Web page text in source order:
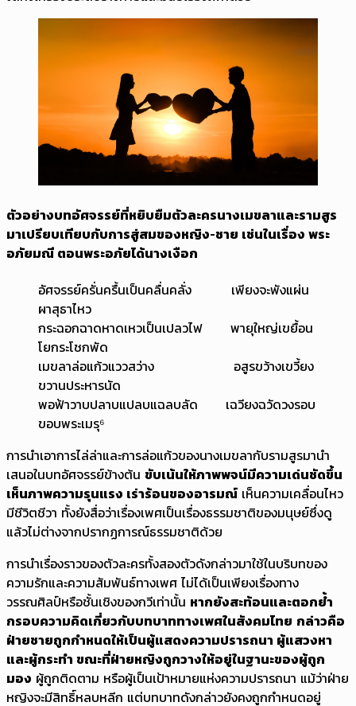
ตัวอย่างบทอัศจรรย์ที่หยิบยืมตัวละครนางเมขลาและรามสูร
มาเปรียบเทียบกับการสู่สมของหญิง-ชาย เช่นในเรื่อง พระ
อภัยมณี ตอนพระอภัยได้นางเงือก
อัศจรรย์ครั่นครื้นเป็นคลื่นคลั่ง เพียงจะพังแผ่น
ผาสุธาไหว
กระฉอกฉาดหาดเหวเป็นเปลวไฟ พายุใหญ่เขยื้อน
โยกระโชกพัด
เมขลาล่อแก้วแววสว่าง อสูรขว้างเขวี้ยง
ขวานประหารนัด
พอฟ้าวาบปลาบแปลบแฉลบลัด เฉวียงฉวัดวงรอบ
ขอบพระเมรุ⁶
การนำเอาการไล่ล่าและการล่อแก้วของนางเมขลากับรามสูรมานำ
เสนอในบทอัศจรรย์ข้างต้น ขับเน้นให้ภาพพจน์มีความเด่นชัดขึ้น
เห็นภาพความรุนแรง เร่าร้อนของอารมณ์ เห็นความเคลื่อนไหว
มีชีวิตชีวา ทั้งยังสื่อว่าเรื่องเพศเป็นเรื่องธรรมชาติของมนุษย์ซึ่งดู
แล้วไม่ต่างจากปรากฏการณ์ธรรมชาติด้วย
การนำเรื่องราวของตัวละครทั้งสองตัวดังกล่าวมาใช้ในบริบทของ
ความรักและความสัมพันธ์ทางเพศ ไม่ได้เป็นเพียงเรื่องทาง
วรรณศิลป์หรือชั้นเชิงของกวีเท่านั้น หากยังสะท้อนและตอกย้ำ
กรอบความคิดเกี่ยวกับบทบาททางเพศในสังคมไทย กล่าวคือ
ฝ่ายชายถูกกำหนดให้เป็นผู้แสดงความปรารถนา ผู้แสวงหา
และผู้กระทำ ขณะที่ฝ่ายหญิงถูกวางให้อยู่ในฐานะของผู้ถูก
มอง ผู้ถูกติดตาม หรือผู้เป็นเป้าหมายแห่งความปรารถนา แม้ว่าฝ่าย
หญิงจะมีสิทธิ์หลบหลีก แต่บทบาทดังกล่าวยังคงถูกกำหนดอยู่